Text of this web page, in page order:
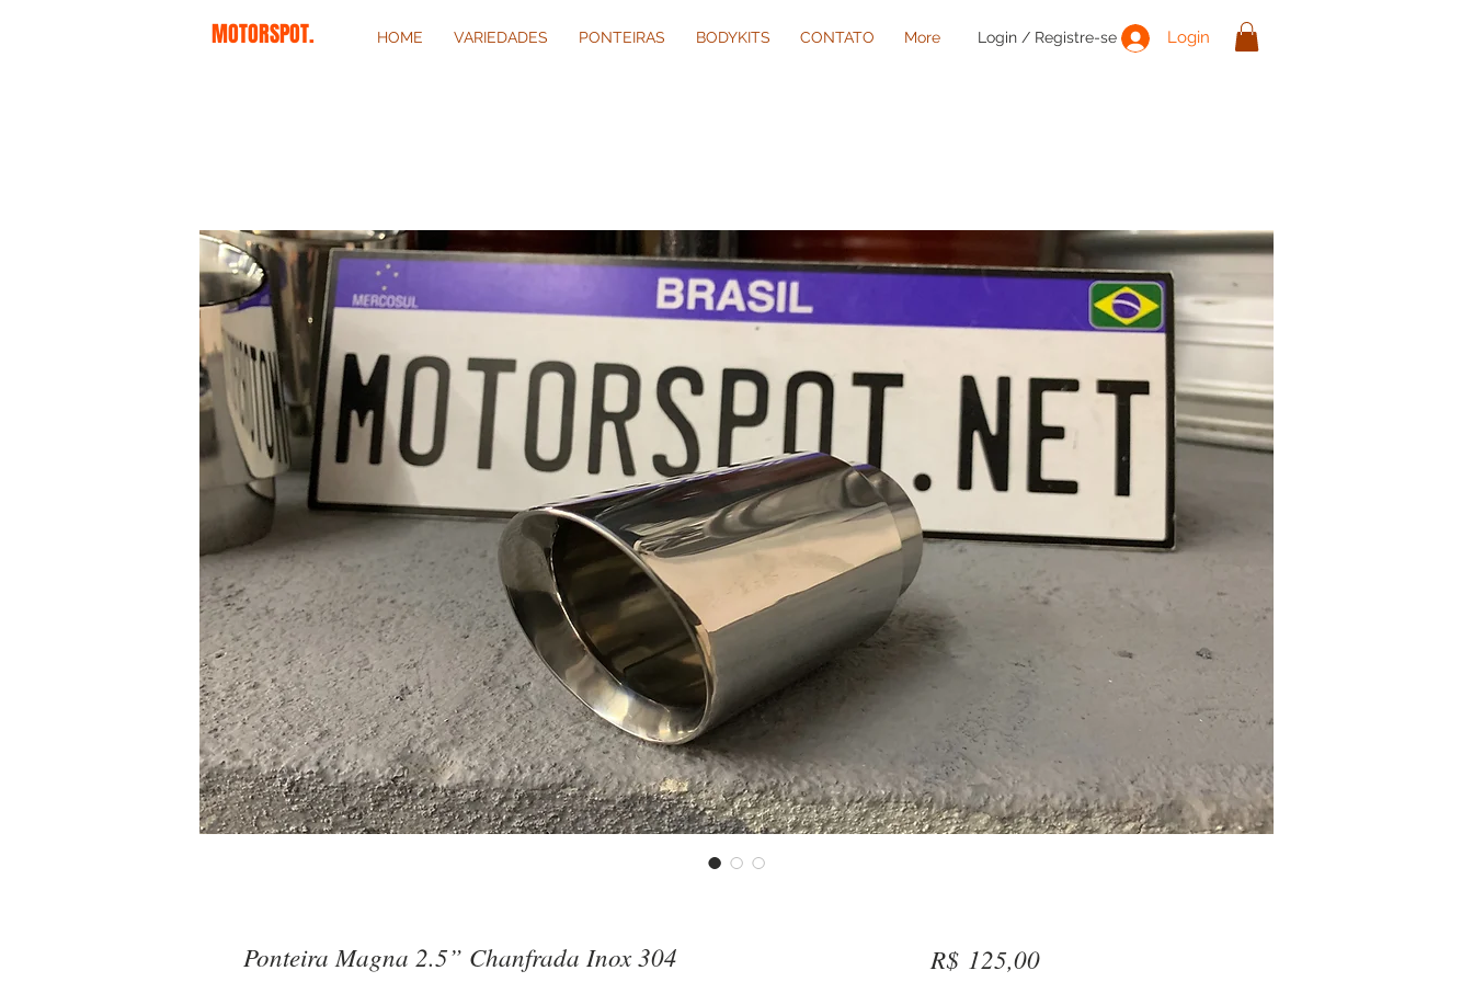
HOME VARIEDADES PONTEIRAS BODYKITS CONTATO More
MOTORSPOT. Login / Registre-se Login
Ponteira Magna 2.5” Chanfrada Inox 304 R$ 125,00Preço